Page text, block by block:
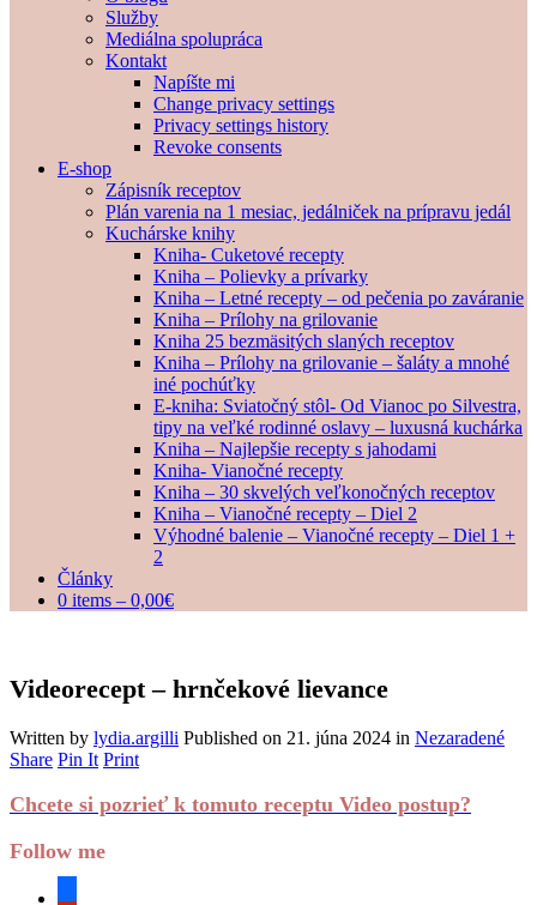
Služby
Mediálna spolupráca
Kontakt
Napíšte mi
Change privacy settings
Privacy settings history
Revoke consents
E-shop
Zápisník receptov
Plán varenia na 1 mesiac, jedálniček na prípravu jedál
Kuchárske knihy
Kniha- Cuketové recepty
Kniha – Polievky a prívarky
Kniha – Letné recepty – od pečenia po zaváranie
Kniha – Prílohy na grilovanie
Kniha 25 bezmäsitých slaných receptov
Kniha – Prílohy na grilovanie – šaláty a mnohé
iné pochúťky
E-kniha: Sviatočný stôl- Od Vianoc po Silvestra,
tipy na veľké rodinné oslavy – luxusná kuchárka
Kniha – Najlepšie recepty s jahodami
Kniha- Vianočné recepty
Kniha – 30 skvelých veľkonočných receptov
Kniha – Vianočné recepty – Diel 2
Výhodné balenie – Vianočné recepty – Diel 1 +
2
Články
0 items – 0,00€
Videorecept – hrnčekové lievance
Written by lydia.argilli Published on 21. júna 2024 in Nezaradené
Share Pin It Print
Chcete si pozrieť k tomuto receptu Video postup?
Follow me